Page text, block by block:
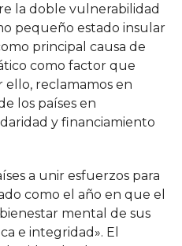
la doble vulnerabilidad
pequeño estado insular
principal causa de
como factor que
ello, reclamamos en
los países en
y financiamiento
a unir esfuerzos para
como el año en que el
mental de sus
e integridad». El